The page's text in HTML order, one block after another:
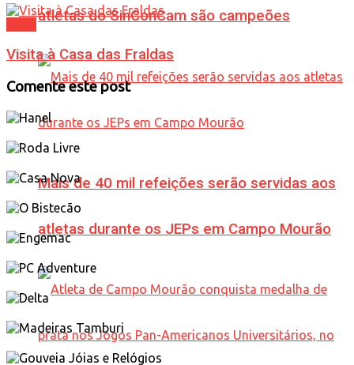
atletas do SinConCam são campeões
Mais de 40 mil refeições serão servidas aos
atletas durante os JEPs em Campo Mourão
Visita à Casa das Fraldas
Comente este post